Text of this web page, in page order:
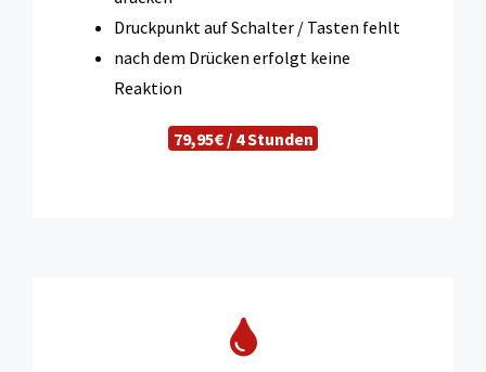
Druckpunkt auf Schalter / Tasten fehlt
nach dem Drücken erfolgt keine
Reaktion
79,95€ / 4 Stunden